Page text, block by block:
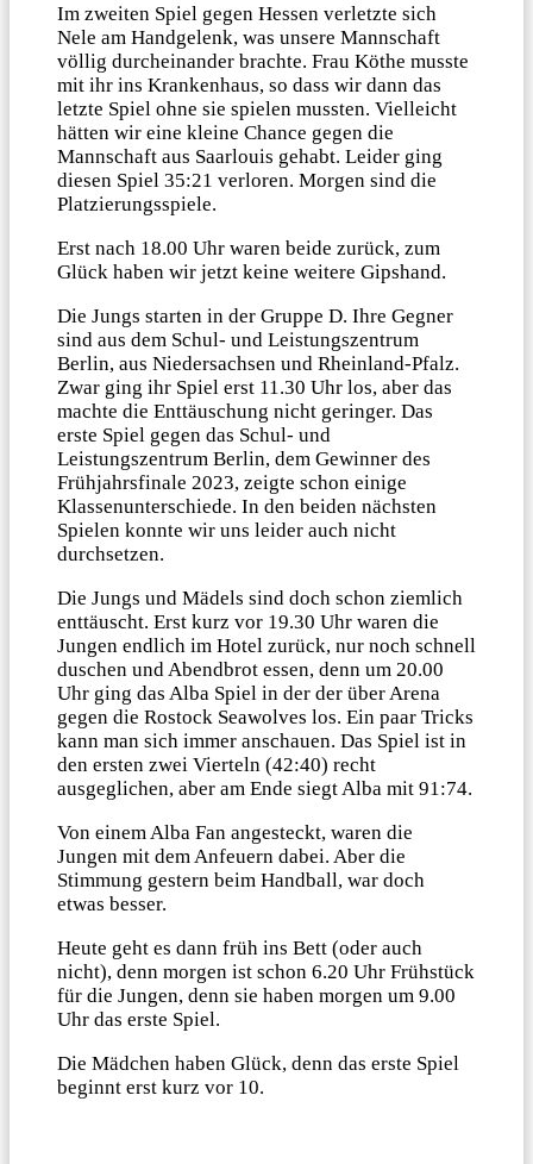
Im zweiten Spiel gegen Hessen verletzte sich
Nele am Handgelenk, was unsere Mannschaft
völlig durcheinander brachte. Frau Köthe musste
mit ihr ins Krankenhaus, so dass wir dann das
letzte Spiel ohne sie spielen mussten. Vielleicht
hätten wir eine kleine Chance gegen die
Mannschaft aus Saarlouis gehabt. Leider ging
diesen Spiel 35:21 verloren. Morgen sind die
Platzierungsspiele.
Erst nach 18.00 Uhr waren beide zurück, zum
Glück haben wir jetzt keine weitere Gipshand.
Die Jungs starten in der Gruppe D. Ihre Gegner
sind aus dem Schul- und Leistungszentrum
Berlin, aus Niedersachsen und Rheinland-Pfalz.
Zwar ging ihr Spiel erst 11.30 Uhr los, aber das
machte die Enttäuschung nicht geringer. Das
erste Spiel gegen das Schul- und
Leistungszentrum Berlin, dem Gewinner des
Frühjahrsfinale 2023, zeigte schon einige
Klassenunterschiede. In den beiden nächsten
Spielen konnte wir uns leider auch nicht
durchsetzen.
Die Jungs und Mädels sind doch schon ziemlich
enttäuscht. Erst kurz vor 19.30 Uhr waren die
Jungen endlich im Hotel zurück, nur noch schnell
duschen und Abendbrot essen, denn um 20.00
Uhr ging das Alba Spiel in der der über Arena
gegen die Rostock Seawolves los. Ein paar Tricks
kann man sich immer anschauen. Das Spiel ist in
den ersten zwei Vierteln (42:40) recht
ausgeglichen, aber am Ende siegt Alba mit 91:74.
Von einem Alba Fan angesteckt, waren die
Jungen mit dem Anfeuern dabei. Aber die
Stimmung gestern beim Handball, war doch
etwas besser.
Heute geht es dann früh ins Bett (oder auch
nicht), denn morgen ist schon 6.20 Uhr Frühstück
für die Jungen, denn sie haben morgen um 9.00
Uhr das erste Spiel.
Die Mädchen haben Glück, denn das erste Spiel
beginnt erst kurz vor 10.